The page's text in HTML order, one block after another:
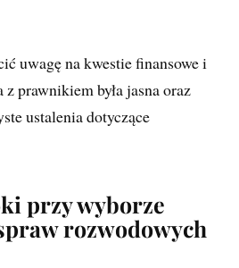
uwagę na kwestie finansowe i
z prawnikiem była jasna oraz
ustalenia dotyczące
przy wyborze
rozwodowych